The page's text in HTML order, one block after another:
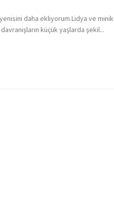
daha ekliyorum.Lidya ve minik
küçük yaşlarda şekil...